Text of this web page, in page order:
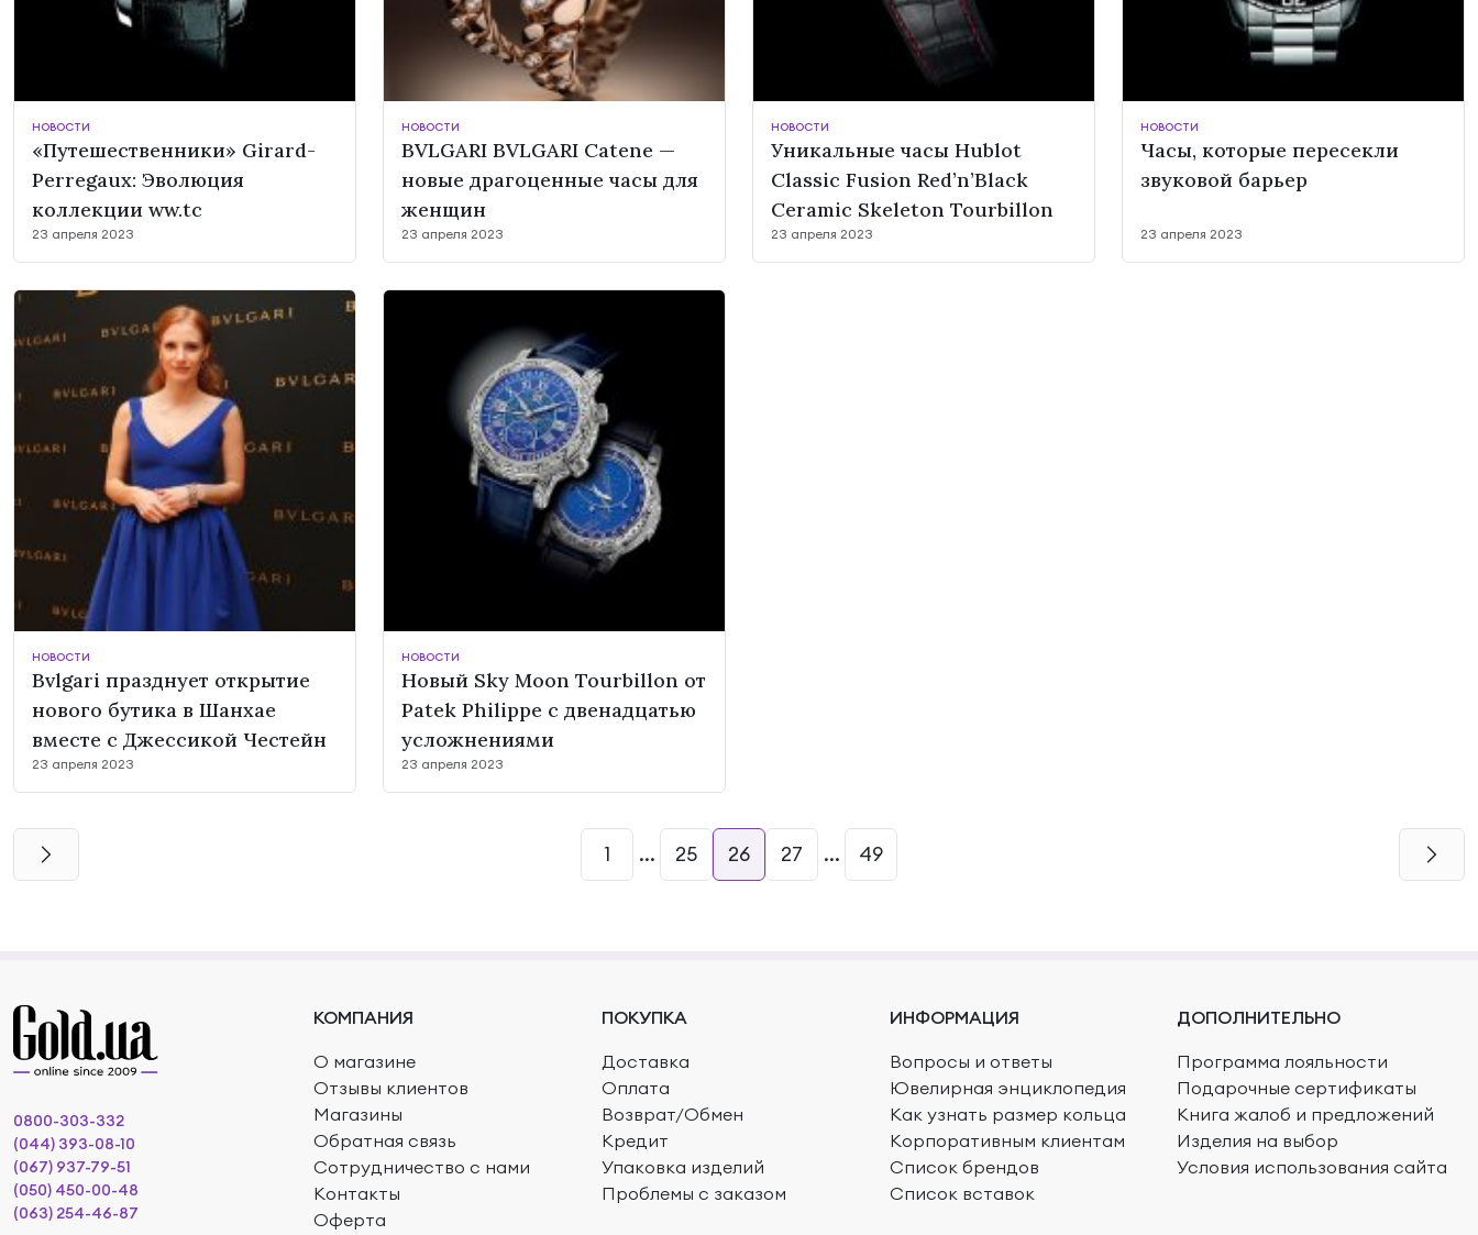
НОВОСТИ
«Путешественники» Girard-
Perregaux: Эволюция
коллекции ww.tc
23 апреля 2023
НОВОСТИ
BVLGARI BVLGARI Catene —
новые драгоценные часы для
женщин
23 апреля 2023
НОВОСТИ
Уникальные часы Hublot
Classic Fusion Red’n’Black
Ceramic Skeleton Tourbillon
23 апреля 2023
НОВОСТИ
Часы, которые пересекли
звуковой барьер
23 апреля 2023
НОВОСТИ
Bvlgari празднует открытие
нового бутика в Шанхае
вместе с Джессикой Честейн
23 апреля 2023
НОВОСТИ
Новый Sky Moon Tourbillon от
Patek Philippe с двенадцатью
усложнениями
23 апреля 2023
1 ... 25 26 27 ... 49
КОМПАНИЯ
О магазине
Отзывы клиентов
Магазины
Обратная связь
Сотрудничество с нами
Контакты
Оферта
ПОКУПКА
Доставка
Оплата
Возврат/Обмен
Кредит
Упаковка изделий
Проблемы с заказом
ИНФОРМАЦИЯ
Вопросы и ответы
Ювелирная энциклопедия
Как узнать размер кольца
Корпоративным клиентам
Список брендов
Список вставок
ДОПОЛНИТЕЛЬНО
Программа лояльности
Подарочные сертификаты
Книга жалоб и предложений
Изделия на выбор
Условия использования сайта
0800-303-332
(044) 393-08-10
(067) 937-79-51
(050) 450-00-48
(063) 254-46-87